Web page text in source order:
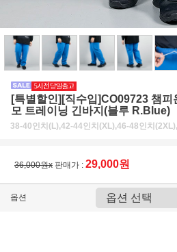
[특별할인][직수입]CO09723 챔피
모 트레이닝 긴바지(블루 R.Blue)
38-40인치(L),42-44인치(XL),46-48인치
36,000원x 판매가 : 29,000원
옵션